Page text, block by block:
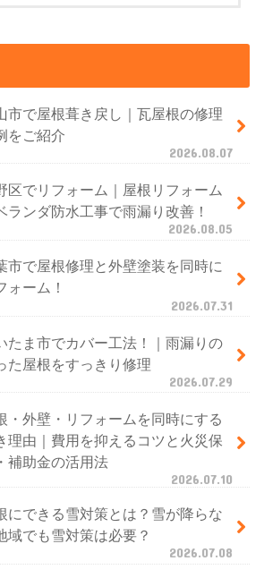
市で屋根葺き戻し｜瓦屋根の修理
をご紹介
2026.08.07
区でリフォーム｜屋根リフォーム
ランダ防水工事で雨漏り改善！
2026.08.05
市で屋根修理と外壁塗装を同時に
ォーム！
2026.07.31
たま市でカバー工法！｜雨漏りの
た屋根をすっきり修理
2026.07.29
・外壁・リフォームを同時にする
理由｜費用を抑えるコツと火災保
補助金の活用法
2026.07.10
にできる雪対策とは？雪が降らな
域でも雪対策は必要？
2026.07.08